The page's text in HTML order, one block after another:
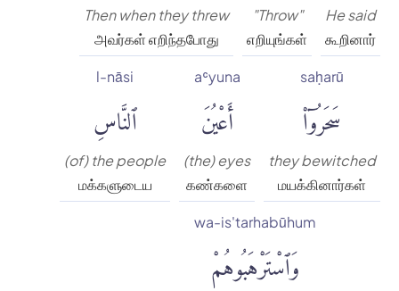
He said
கூறினார்
"Throw"
எறியுங்கள்
Then when they threw
அவர்கள் எறிந்தபோது
saḥarū
سَحَرُوٓا۟
they bewitched
மயக்கினார்கள்
aʿyuna
أَعْيُنَ
(the) eyes
கண்களை
l-nāsi
ٱلنَّاسِ
(of) the people
மக்களுடைய
wa-is'tarhabūhum
وَٱسْتَرْهَبُوهُمْ